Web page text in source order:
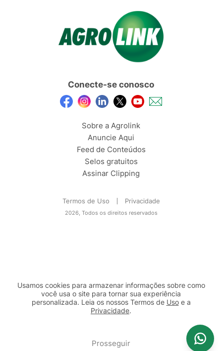
Conecte-se conosco
Sobre a Agrolink
Anuncie Aqui
Feed de Conteúdos
Selos gratuitos
Assinar Clipping
Termos de Uso Privacidade
2026, Todos os direitos reservados
Usamos cookies para armazenar informações sobre como
você usa o site para tornar sua experiência
personalizada. Leia os nossos Termos de Usoe a
Privacidade.
Prosseguir